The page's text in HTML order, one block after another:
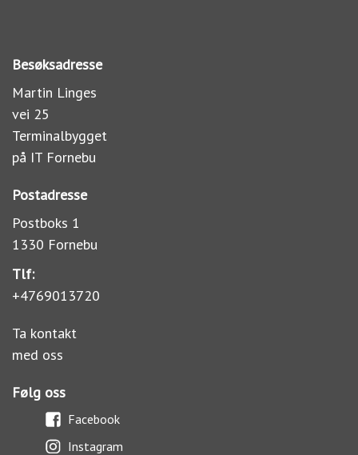
Besøksadresse
Martin Linges
vei 25
Terminalbygget
på IT Fornebu
Postadresse
Postboks 1
1330 Fornebu
Tlf:
+4769013720
Ta kontakt
med oss
Følg oss
Facebook
Instagram